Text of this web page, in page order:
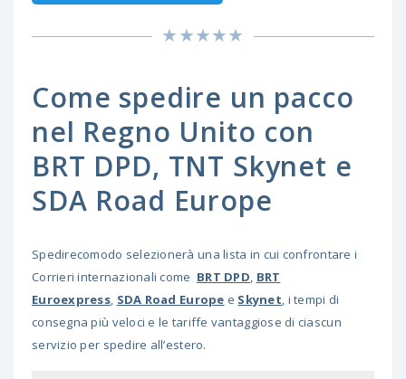
Come spedire un pacco
nel Regno Unito con
BRT DPD, TNT Skynet e
SDA Road Europe
Spedirecomodo selezionerà una lista in cui confrontare i
Corrieri internazionali come BRT DPD, BRT
Euroexpress, SDA Road Europe e Skynet, i tempi di
consegna più veloci e le tariffe vantaggiose di ciascun
servizio per spedire all’estero.